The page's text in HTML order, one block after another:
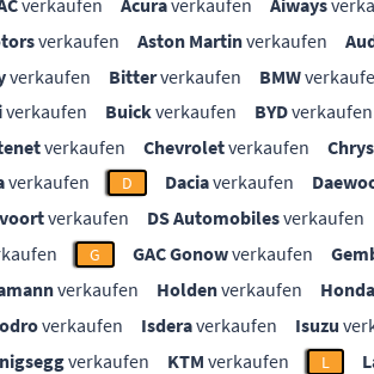
verkaufen Acuraverkaufen Aiways
verkaufen Aston Martinverkaufen
verkaufen Bitterverkaufen BMW
verkaufen Buickverkaufen BYDverkaufen
verkaufen Chevroletverkaufen
verkaufen D Daciaverkaufen
verkaufen DS Automobilesverkaufen
G GAC Gonowverkaufen
verkaufen Holdenverkaufen Honda
verkaufen Isderaverkaufen Isuzu
verkaufen KTM verkaufen L